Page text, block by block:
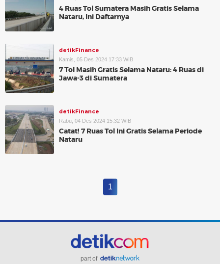
4 Ruas Tol Sumatera Masih Gratis Selama
Nataru, Ini Daftarnya
detikFinance
Kamis, 05 Des 2024 17:33 WIB
7 Tol Masih Gratis Selama Nataru: 4 Ruas di
Jawa-3 di Sumatera
detikFinance
Rabu, 04 Des 2024 15:32 WIB
Catat! 7 Ruas Tol Ini Gratis Selama Periode
Nataru
1
part of